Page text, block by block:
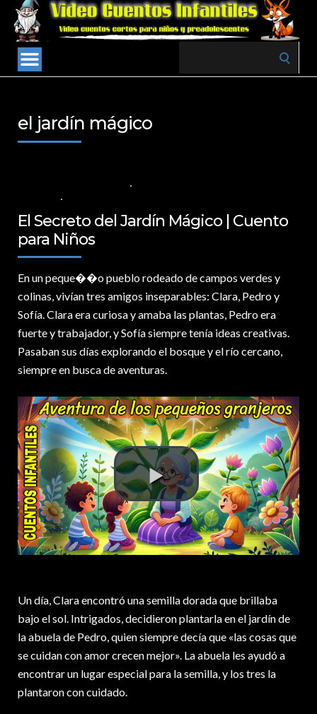
el jardín mágico
El Secreto del Jardín Mágico | Cuento
para Niños
En un peque��o pueblo rodeado de campos verdes y
colinas, vivían tres amigos inseparables: Clara, Pedro y
Sofía. Clara era curiosa y amaba las plantas, Pedro era
fuerte y trabajador, y Sofía siempre tenía ideas creativas.
Pasaban sus días explorando el bosque y el río cercano,
siempre en busca de aventuras.
Un día, Clara encontró una semilla dorada que brillaba
bajo el sol. Intrigados, decidieron plantarla en el jardín de
la abuela de Pedro, quien siempre decía que «las cosas que
se cuidan con amor crecen mejor». La abuela les ayudó a
encontrar un lugar especial para la semilla, y los tres la
plantaron con cuidado.